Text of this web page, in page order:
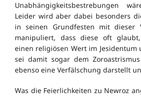
Unabhängigkeitsbestrebungen
Leider wird aber dabei besonders
in seinen Grundfesten mit dieser
manipuliert, dass diese oft
einen religiösen Wert im Jesidentum
sei damit sogar dem
ebenso eine Verfälschung darstellt
Was die Feierlichkeiten zu Newroz